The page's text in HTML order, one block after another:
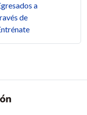
a
de